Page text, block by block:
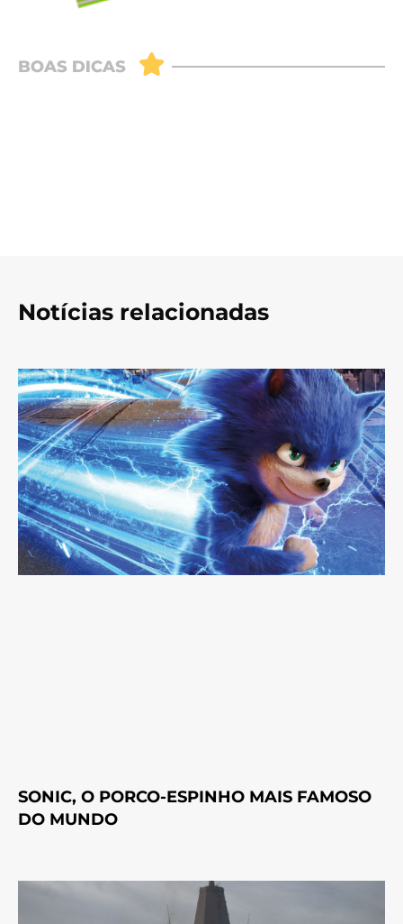
Notícias relacionadas
SONIC, O PORCO-ESPINHO MAIS FAMOSO
DO MUNDO